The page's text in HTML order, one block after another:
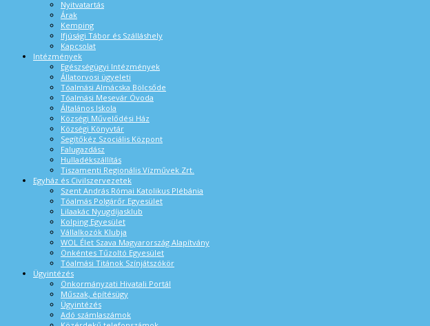
Nyitvatartás
Árak
Kemping
Ifjúsági Tábor és Szálláshely
Kapcsolat
Intézmények
Egészségügyi Intézmények
Állatorvosi ügyeleti
Tóalmási Almácska Bölcsőde
Tóalmási Mesevár Óvoda
Általános Iskola
Községi Művelődési Ház
Községi Könyvtár
Segítőkéz Szociális Központ
Falugazdász
Hulladékszállítás
Tiszamenti Regionális Vízművek Zrt.
Egyház és Civilszervezetek
Szent András Római Katolikus Plébánia
Tóalmás Polgárőr Egyesület
Lilaakác Nyugdíjasklub
Kolping Egyesület
Vállalkozók Klubja
WOL Élet Szava Magyarország Alapítvány
Önkéntes Tűzoltó Egyesület
Tóalmási Titánok Színjátszókör
Ügyintézés
Önkormányzati Hivatali Portál
Műszak, építésügy
Ügyintézés
Adó számlaszámok